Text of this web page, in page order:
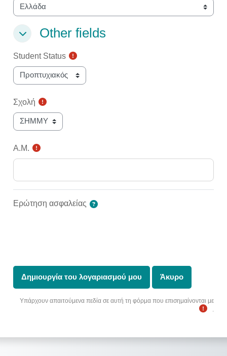
Other fields
Other fieldsOther fields
Student Status
Σχολή
Α.Μ.
Ερώτηση ασφαλείας
Υπάρχουν απαιτούμενα πεδία σε αυτή τη φόρμα που επισημαίνονται με
.